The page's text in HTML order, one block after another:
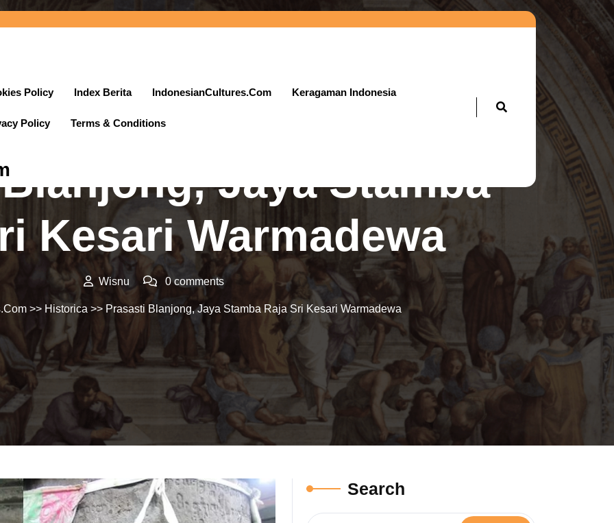
Policy Index Berita IndonesianCultures.Com Keragaman Indonesia
Policy
Terms & Conditions
Jaya Stamba
Kesari Warmadewa
Wisnu 0 comments
>> Historica >> Prasasti Blanjong, Jaya Stamba Raja Sri Kesari Warmadewa
Search